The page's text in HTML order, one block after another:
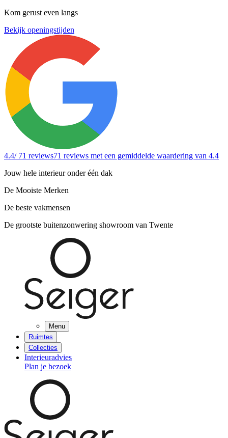
Kom gerust even langs
Bekijk openingstijden
4.4/ 71 reviews71 reviews met een gemiddelde waardering van 4.4
Jouw hele interieur onder één dak
De Mooiste Merken
De beste vakmensen
De grootste buitenzonwering showroom van Twente
Menu
Ruimtes
Collecties
Interieuradvies
Plan je bezoek